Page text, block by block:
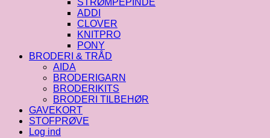
STRØMPEPINDE
ADDI
CLOVER
KNITPRO
PONY
BRODERI & TRÅD
AIDA
BRODERIGARN
BRODERIKITS
BRODERI TILBEHØR
GAVEKORT
STOFPRØVE
Log ind